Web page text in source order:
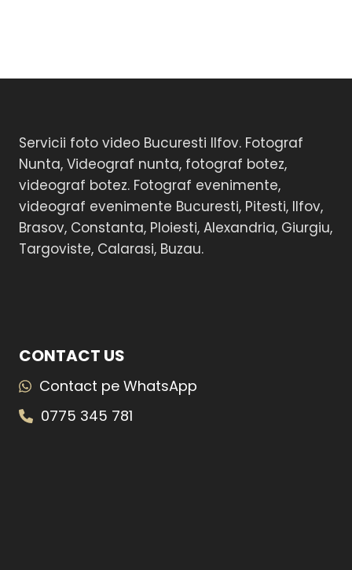
Servicii foto video Bucuresti Ilfov. Fotograf
Nunta, Videograf nunta, fotograf botez,
videograf botez. Fotograf evenimente,
videograf evenimente Bucuresti, Pitesti, Ilfov,
Brasov, Constanta, Ploiesti, Alexandria, Giurgiu,
Targoviste, Calarasi, Buzau.
CONTACT US
Contact pe WhatsApp
0775 345 781